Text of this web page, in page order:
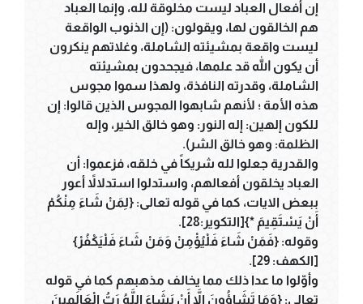
إن أفعال العباد ليست مخلوقة لله، وإنما العباد
هم الخالقون لها، ويقولون: (إن الذنوب الواقعة
ليست واقعة بمشيئته الشاملة، وغلاتهم ينكرون
أن يكون الله قد علمها، فيجحدون بمشيئته
الشاملة، وقدرته النافذة، ولهذا سموا مجوس
هذه الأمة ؛ لأنهم شابهوا المجوس الذين قالوا: إن
للكون إلهين: إله النور: وهو خالق الخير، وإله
الظلمة: وهو خالق الشر).
والقدرية جعلوا لله شريكاً في خلقه، فزعموا: أن
العباد يخلقون أفعالهم، واستدلوا استدلالاً أعور
ببعض الايات، كما في قوله تعالى: {لِمَنْ شَاءَ مِنْكُمْ
أَنْ يَسْتَقِيمَ *}[التكوير:28].
وقوله: {فَمَنْ شَاءَ فَلْيُؤْمِنْ وَمَنْ شَاءَ فَلْيَكْفُرْ}
[الكهف: 29].
وأوّلوا ما عدا ذلك مما يخالف مذهبهم كما في قوله
تعالى: {وَمَا تَشَاؤُونَ إِلاَّ أَنْ يَشَاءَ اللَّهُ رَبُّ الْعَالَمِينَ